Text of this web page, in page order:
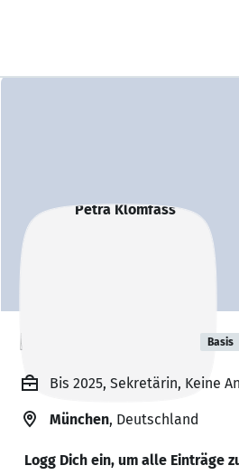
Petra Klomfass Basis
Bis 2025, Sekretärin, Keine
München, Deutschland
Logg Dich ein, um alle Einträge